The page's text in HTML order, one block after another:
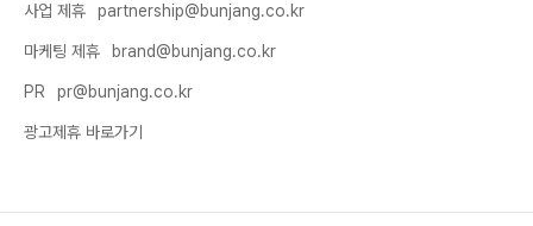
사업 제휴 partnership@bunjang.co.kr
마케팅 제휴 brand@bunjang.co.kr
PR pr@bunjang.co.kr
광고제휴 바로가기